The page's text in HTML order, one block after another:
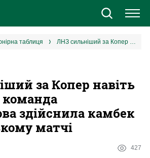
Новини
Єврокубки
УПЛ
таблиця ЛНЗ сильніший за Копер навіть вдесятьох: команда Пономарьова здійснила камбек у товариському матчі
за Копер навіть
команда
здійснила камбек
матчі
427